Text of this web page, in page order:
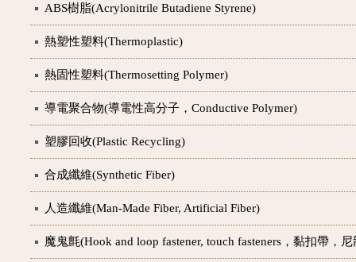
ABS樹脂(Acrylonitrile Butadiene Styrene)
熱塑性塑料(Thermoplastic)
熱固性塑料(Thermosetting Polymer)
導電聚合物(導電性高分子，Conductive Polymer)
塑膠回收(Plastic Recycling)
合成纖維(Synthetic Fiber)
人造纖維(Man-Made Fiber, Artificial Fiber)
魔鬼氈(Hook and loop fastener, touch fasteners，黏扣帶，